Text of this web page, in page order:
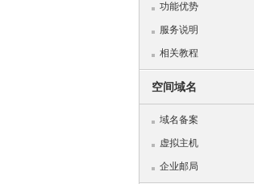
功能优势
服务说明
相关教程
空间域名
域名备案
虚拟主机
企业邮局